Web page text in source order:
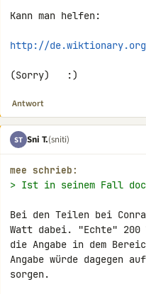
Kann man helfen:
http://
(Sorry)   :)
Antwort
ST Sni T.(sniti)
mee schrieb:
> Ist in seinem Fall
Bei den Teilen bei
Watt dabei. "Echte" 200
die Angabe in dem
Angabe würde dagegen
sorgen.